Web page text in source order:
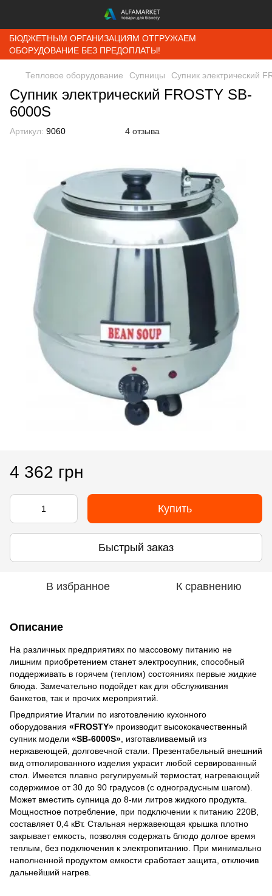
БЮДЖЕТНЫМ ОРГАНИЗАЦИЯМ ОТГРУЖАЕМ
ОБОРУДОВАНИЕ БЕЗ ПРЕДОПЛАТЫ!
Тепловое оборудование Супницы Супник электрический
Супник электрический FROSTY SB-
6000S
Артикул: 9060 4 отзыва
4 362 грн
Купить
Быстрый заказ
В избранное К сравнению
Описание
На различных предприятиях по массовому питанию не
лишним приобретением станет электросупник, способный
поддерживать в горячем (теплом) состояниях первые жидкие
блюда. Замечательно подойдет как для обслуживания
банкетов, так и прочих мероприятий.
Предприятие Италии по изготовлению кухонного
оборудования «FROSTY» производит высококачественный
супник модели «SB-6000S» , изготавливаемый из
нержавеющей, долговечной стали. Презентабельный внешний
вид отполированного изделия украсит любой сервированный
стол. Имеется плавно регулируемый термостат, нагревающий
содержимое от 30 до 90 градусов (с одноградусным шагом).
Может вместить супница до 8-ми литров жидкого продукта.
Мощностное потребление, при подключении к питанию 220В,
составляет 0,4 кВт. Стальная нержавеющая крышка плотно
закрывает емкость, позволяя содержать блюдо долгое время
теплым, без подключения к электропитанию. При минимально
наполненной продуктом емкости сработает защита, отключив
дальнейший нагрев.